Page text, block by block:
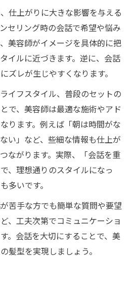
仕上がりに大きな影響を与える
セリング時の会話で希望や悩み
美容師がイメージを具体的に把
イルに近づきます。逆に、会話
ズレが生じやすくなります。
イフスタイル、普段のセットの
で、美容師は最適な施術やアド
ります。例えば「朝は時間がな
い」など、些細な情報も仕上が
ながります。実際、「会話を重
、理想通りのスタイルになっ
多いです。
苦手な方でも簡単な質問や要望
、工夫次第でコミュニケーショ
。会話を大切にすることで、美
髪型を実現しましょう。